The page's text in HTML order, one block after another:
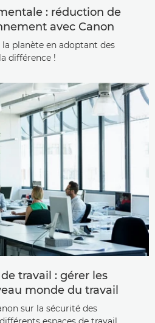
: réduction de
avec Canon
planète en adoptant des
différence !
travail : gérer les
monde du travail
sur la sécurité des